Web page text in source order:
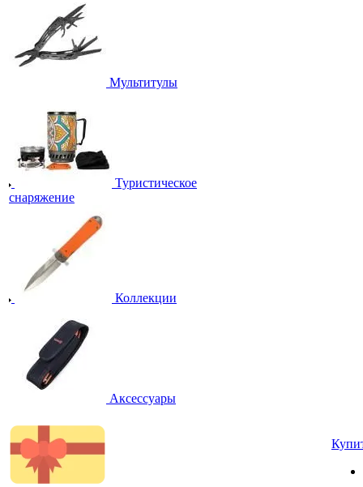
Мультитулы
Туристическое
снаряжение
Коллекции
Аксессуары